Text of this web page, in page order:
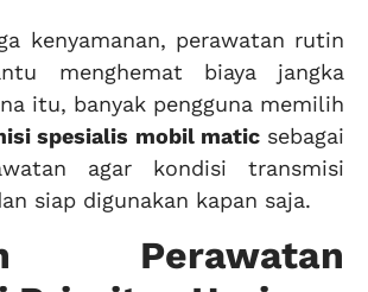
kenyamanan, perawatan rutin
menghemat biaya jangka
itu, banyak pengguna memilih
spesialis mobil maticsebagai
agar kondisi transmisi
siap digunakan kapan saja.
Perawatan